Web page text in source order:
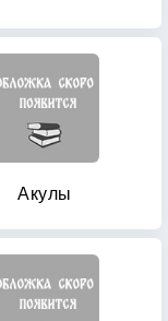
Акулы